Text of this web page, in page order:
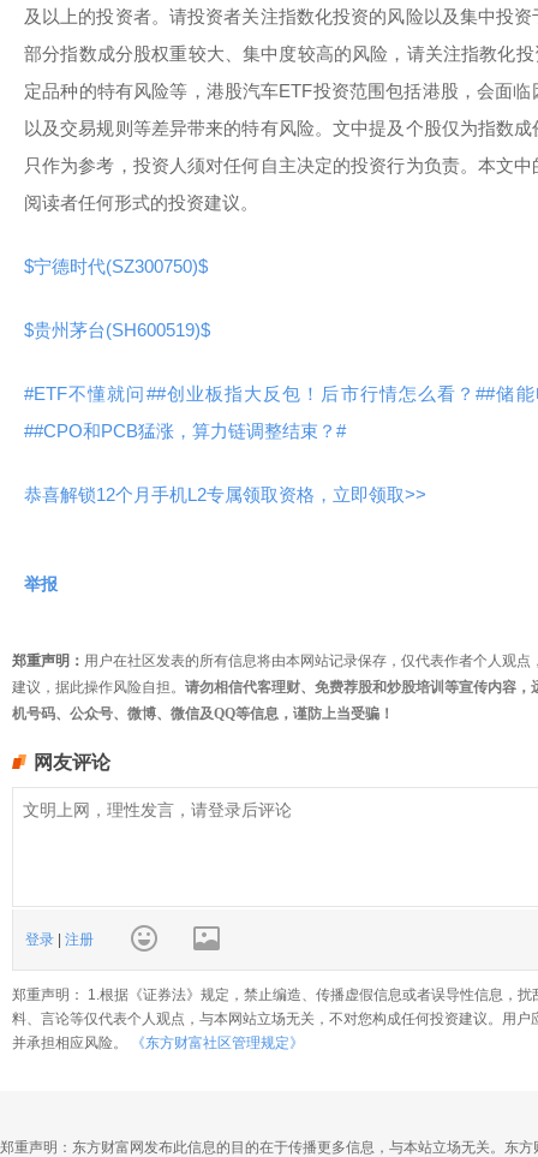
及以上的投资者。请投资者关注指数化投资的风险以及集中投
部分指数成分股权重较大、集中度较高的风险，请关注指教化
定品种的特有风险等，港股汽车ETF投资范围包括港股，会面
以及交易规则等差异带来的特有风险。文中提及个股仅为指数
只作为参考，投资人须对任何自主决定的投资行为负责。本文
阅读者任何形式的投资建议。
$宁德时代(SZ300750)$
$贵州茅台(SH600519)$
#ETF不懂就问##创业板指大反包！后市行情怎么看？##储
##CPO和PCB猛涨，算力链调整结束？#
恭喜解锁12个月手机L2专属领取资格，立即领取>>
举报
郑重声明： 用户在社区发表的所有信息将由本网站记录保存，仅代表作者个人观
建议，据此操作风险自担。 请勿相信代客理财、免费荐股和炒股培训等宣传内容
机号码、公众号、微博、微信及QQ等信息，谨防上当受骗！
网友评论
登录 | 注册
郑重声明： 1.根据《证券法》规定，禁止编造、传播虚假信息或者误导性信息，
料、言论等仅代表个人观点，与本网站立场无关，不对您构成任何投资建议。用
并承担相应风险。
《东方财富社区管理规定》
郑重声明：东方财富网发布此信息的目的在于传播更多信息，与本站立场无关。东